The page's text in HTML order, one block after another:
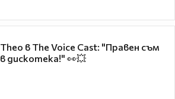
Theo в The Voice Cast: "Правен съм
в дискотека!" 👀💥